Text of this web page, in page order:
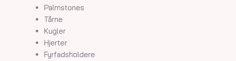
Palmstones
Tårne
Kugler
Hjerter
Fyrfadsholdere